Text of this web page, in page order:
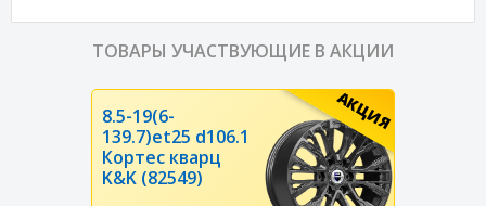
ТОВАРЫ УЧАСТВУЮЩИЕ В АКЦИИ
АКЦИЯ
8.5-19(6-
139.7)et25 d106.1
Кортес кварц
K&K (82549)